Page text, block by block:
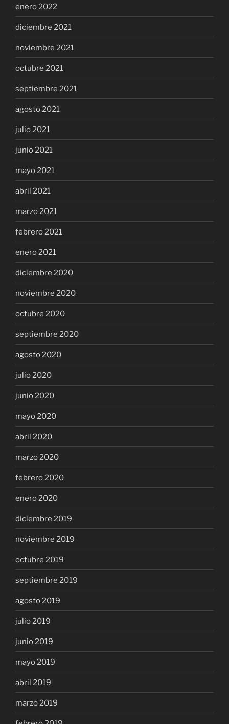
enero 2022
diciembre 2021
noviembre 2021
octubre 2021
septiembre 2021
agosto 2021
julio 2021
junio 2021
mayo 2021
abril 2021
marzo 2021
febrero 2021
enero 2021
diciembre 2020
noviembre 2020
octubre 2020
septiembre 2020
agosto 2020
julio 2020
junio 2020
mayo 2020
abril 2020
marzo 2020
febrero 2020
enero 2020
diciembre 2019
noviembre 2019
octubre 2019
septiembre 2019
agosto 2019
julio 2019
junio 2019
mayo 2019
abril 2019
marzo 2019